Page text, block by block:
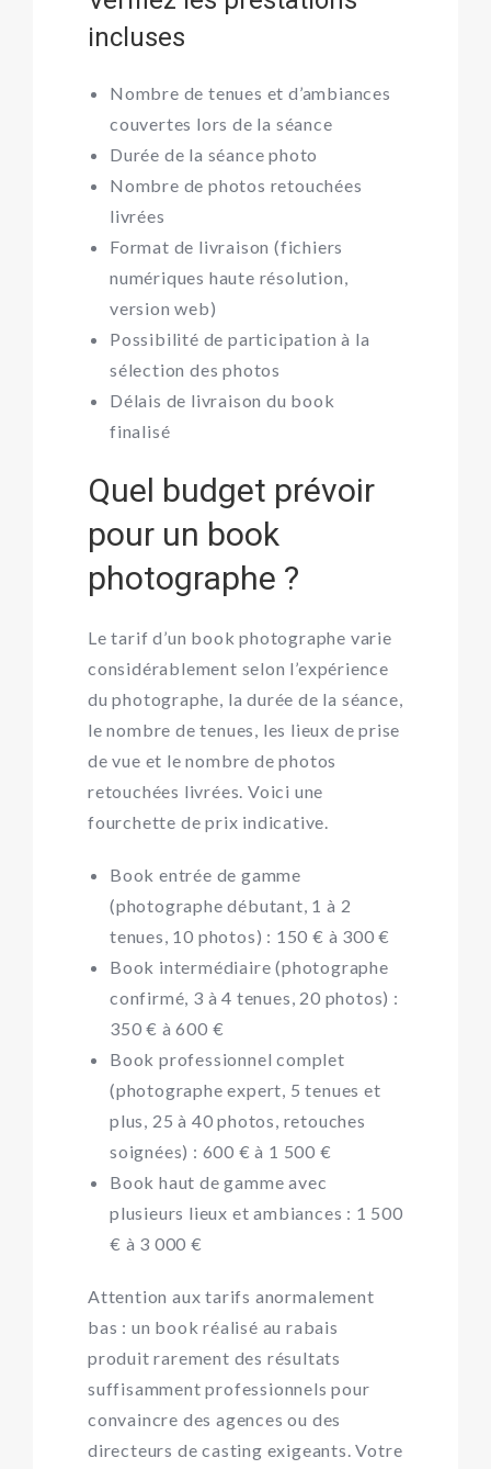
incluses
Nombre de tenues et d’ambiances
couvertes lors de la séance
Durée de la séance photo
Nombre de photos retouchées
livrées
Format de livraison (fichiers
numériques haute résolution,
version web)
Possibilité de participation à la
sélection des photos
Délais de livraison du book
finalisé
Quel budget prévoir
pour un book
photographe ?
Le tarif d’un book photographe varie
considérablement selon l’expérience
du photographe, la durée de la séance,
le nombre de tenues, les lieux de prise
de vue et le nombre de photos
retouchées livrées. Voici une
fourchette de prix indicative.
Book entrée de gamme
(photographe débutant, 1 à 2
tenues, 10 photos) : 150 € à 300 €
Book intermédiaire (photographe
confirmé, 3 à 4 tenues, 20 photos) :
350 € à 600 €
Book professionnel complet
(photographe expert, 5 tenues et
plus, 25 à 40 photos, retouches
soignées) : 600 € à 1 500 €
Book haut de gamme avec
plusieurs lieux et ambiances : 1 500
€ à 3 000 €
Attention aux tarifs anormalement
bas : un book réalisé au rabais
produit rarement des résultats
suffisamment professionnels pour
convaincre des agences ou des
directeurs de casting exigeants. Votre